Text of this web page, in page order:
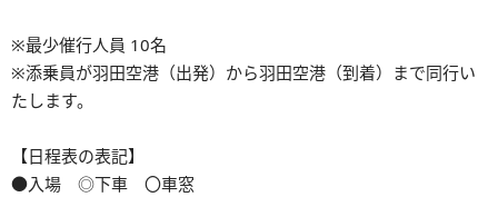
※最少催行人員 10名
※添乗員が羽田空港（出発）から羽田空港（到着）まで同行い
たします。
【日程表の表記】
●入場 ◎下車 〇車窓